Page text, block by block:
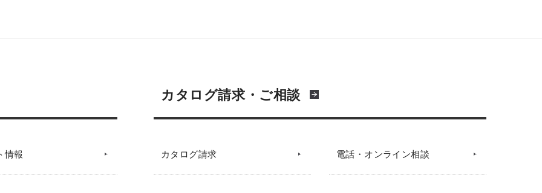
情報
カタログ請求・ご相談
カタログ請求 電話・オンライン相談